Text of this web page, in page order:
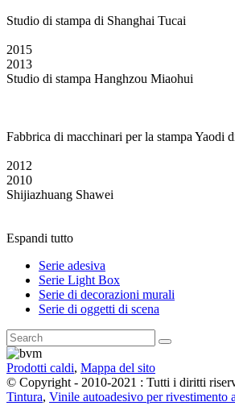
Studio di stampa di Shanghai Tucai
2015
2013
Studio di stampa Hanghzou Miaohui
Fabbrica di macchinari per la stampa Yaodi
2012
2010
Shijiazhuang Shawei
Espandi tutto
Serie adesiva
Serie Light Box
Serie di decorazioni murali
Serie di oggetti di scena
Prodotti caldi, Mappa del sito
© Copyright - 2010-2021 : Tutti i diritti
Tintura, Vinile autoadesivo per rivestimento